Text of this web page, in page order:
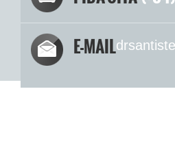
E-MAIL